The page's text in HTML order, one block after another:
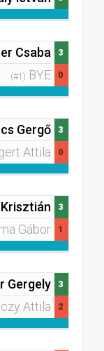
Csaba
(#1) BYE
3
0
Gergő
Attila
3
0
Gábor
3
1
Gergely
Attila
3
2